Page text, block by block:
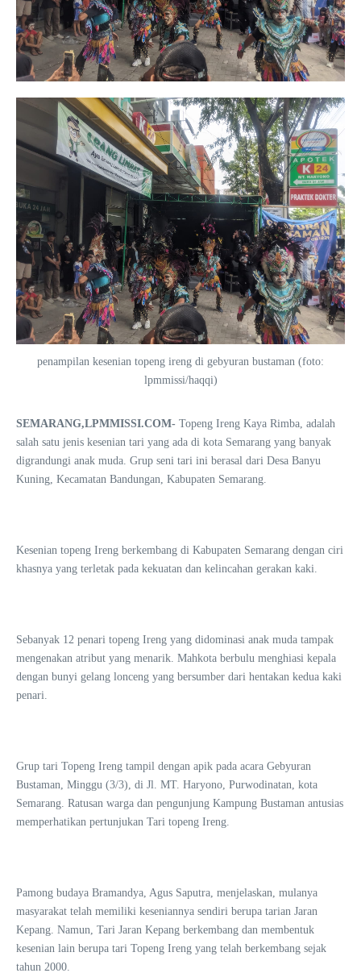
penampilan kesenian topeng ireng di gebyuran bustaman (foto:
lpmmissi/haqqi)
SEMARANG,LPMMISSI.COM- Topeng Ireng Kaya Rimba, adalah
salah satu jenis kesenian tari yang ada di kota Semarang yang banyak
digrandungi anak muda. Grup seni tari ini berasal dari Desa Banyu
Kuning, Kecamatan Bandungan, Kabupaten Semarang.
Kesenian topeng Ireng berkembang di Kabupaten Semarang dengan ciri
khasnya yang terletak pada kekuatan dan kelincahan gerakan kaki.
Sebanyak 12 penari topeng Ireng yang didominasi anak muda tampak
mengenakan atribut yang menarik. Mahkota berbulu menghiasi kepala
dengan bunyi gelang lonceng yang bersumber dari hentakan kedua kaki
penari.
Grup tari Topeng Ireng tampil dengan apik pada acara Gebyuran
Bustaman, Minggu (3/3), di Jl. MT. Haryono, Purwodinatan, kota
Semarang. Ratusan warga dan pengunjung Kampung Bustaman antusias
memperhatikan pertunjukan Tari topeng Ireng.
Pamong budaya Bramandya, Agus Saputra, menjelaskan, mulanya
masyarakat telah memiliki keseniannya sendiri berupa tarian Jaran
Kepang. Namun, Tari Jaran Kepang berkembang dan membentuk
kesenian lain berupa tari Topeng Ireng yang telah berkembang sejak
tahun 2000.